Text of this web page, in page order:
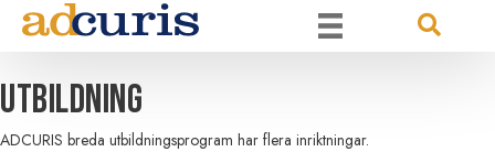
Utbildning
ADCURIS breda utbildningsprogram har flera inriktningar.